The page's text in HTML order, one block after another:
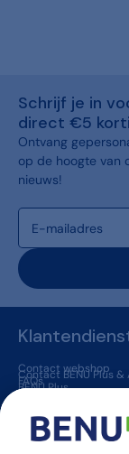
Schrijf je in
direct €5
Ontvang
op de hoogte van
nieuws!
Contact webshop
Contact BENU Plus &
FAQs
BENU Plus
BENU App
BENU